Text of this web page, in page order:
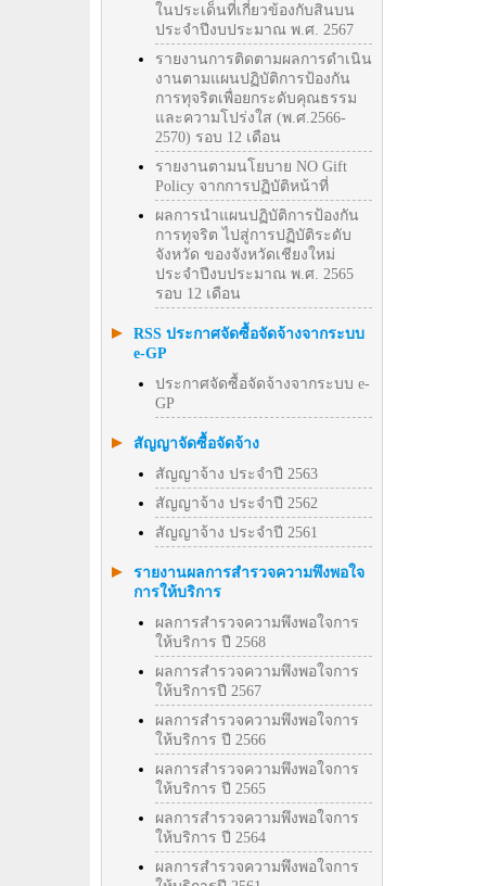
ในประเด็นที่เกี่ยวข้องกับสินบน
ประจำปีงบประมาณ พ.ศ. 2567
รายงานการติดตามผลการดำเนิน
งานตามแผนปฏิบัติการป้องกัน
การทุจริตเพื่อยกระดับคุณธรรม
และความโปร่งใส (พ.ศ.2566-
2570) รอบ 12 เดือน
รายงานตามนโยบาย NO Gift
Policy จากการปฏิบัติหน้าที่
ผลการนำแผนปฏิบัติการป้องกัน
การทุจริต ไปสู่การปฏิบัติระดับ
จังหวัด ของจังหวัดเชียงใหม่
ประจำปีงบประมาณ พ.ศ. 2565
รอบ 12 เดือน
RSS ประกาศจัดซื้อจัดจ้างจากระบบ
e-GP
ประกาศจัดซื้อจัดจ้างจากระบบ e-
GP
สัญญาจัดซื้อจัดจ้าง
สัญญาจ้าง ประจำปี 2563
สัญญาจ้าง ประจำปี 2562
สัญญาจ้าง ประจำปี 2561
รายงานผลการสำรวจความพึงพอใจ
การให้บริการ
ผลการสำรวจความพึงพอใจการ
ให้บริการ ปี 2568
ผลการสำรวจความพึงพอใจการ
ให้บริการปี 2567
ผลการสำรวจความพึงพอใจการ
ให้บริการ ปี 2566
ผลการสำรวจความพึงพอใจการ
ให้บริการ ปี 2565
ผลการสำรวจความพึงพอใจการ
ให้บริการ ปี 2564
ผลการสำรวจความพึงพอใจการ